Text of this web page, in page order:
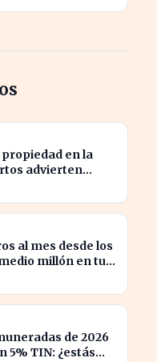
en la
advierten
al mes desde los
millón en tu
de 2026
5% TIN: ¿estás